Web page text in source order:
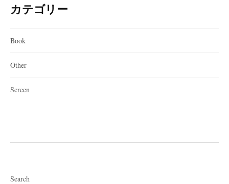
カテゴリー
Book
Other
Screen
Search